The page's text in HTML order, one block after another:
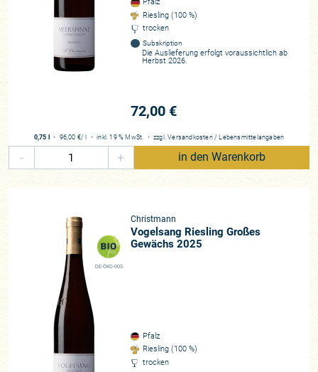
Pfalz
Riesling (100 %)
trocken
Subskription
Die Auslieferung erfolgt voraussichtlich ab
Herbst 2026.
72,00 €
0,75 l ・ 96,00 €/ l ・inkl. 19 % MwSt. ・ zzgl.Versandkosten / Lebensmittelangaben
- + in den Warenkorb
DE-ÖKO-003
Christmann
Vogelsang Riesling Großes
Gewächs 2025
Pfalz
Riesling (100 %)
trocken